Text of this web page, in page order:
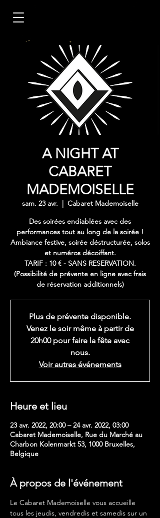
A NIGHT AT
CABARET
MADEMOISELLE
sam. 23 avr.
  |
Cabaret Mademoiselle
Des soirées endiablées avec des
performances tout au long de la soirée !
Ambiance festive, soirée déstructurée, solos
et numéros décoiffant.
TARIF : 10 € - SANS RESERVATION.
(Possibilité de prévente en ligne avec frais
de réservation additionnels)
Plus de prévente disponible.
Venez le soir même à partir de
20h00 pour faire la fête avec
nous.
Voir autres événements
Heure et lieu
23 avr. 2022, 20:00 – 24 avr. 2022, 03:00
Cabaret Mademoiselle, Rue du Marché au
Charbon Kolenmarkt 53, 1000 Bruxelles,
Belgique
À propos de l'événement
Le Cabaret Mademoiselle vous accueille
tous les jeudis, vendredis et samedis sur un